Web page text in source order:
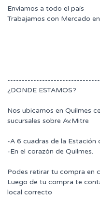
Enviamos a todo el país
Trabajamos con Mercado
¿DONDE ESTAMOS?
Nos ubicamos en Quilmes
sucursales sobre Av.Mitre
-A 6 cuadras de la Estación
-En el corazón de Quilmes.
Podes retirar tu compra en
Luego de tu compra te
local correcto